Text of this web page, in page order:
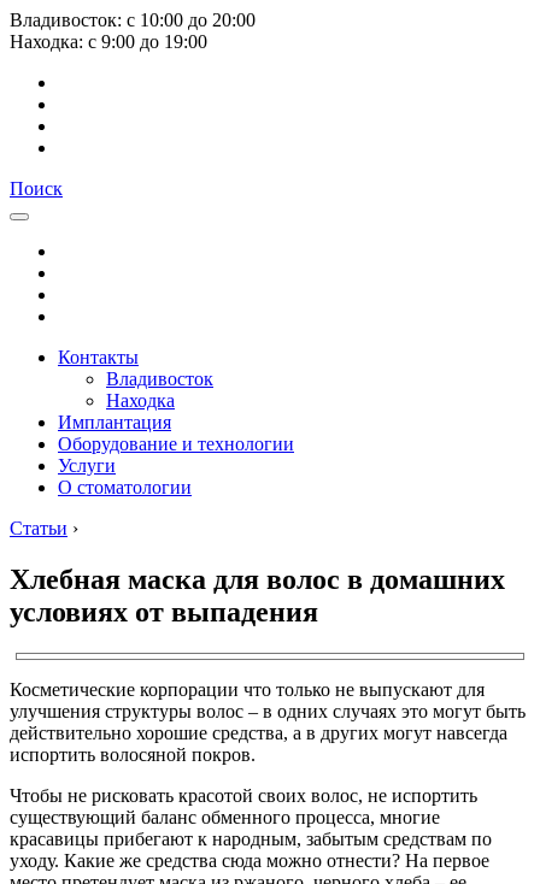
Владивосток: с 10:00 до 20:00
Находка: с 9:00 до 19:00
Поиск
Контакты
Владивосток
Находка
Имплантация
Оборудование и технологии
Услуги
О стоматологии
Статьи ›
Хлебная маска для волос в домашних
условиях от выпадения
Косметические корпорации что только не выпускают для
улучшения структуры волос – в одних случаях это могут быть
действительно хорошие средства, а в других могут навсегда
испортить волосяной покров.
Чтобы не рисковать красотой своих волос, не испортить
существующий баланс обменного процесса, многие
красавицы прибегают к народным, забытым средствам по
уходу. Какие же средства сюда можно отнести? На первое